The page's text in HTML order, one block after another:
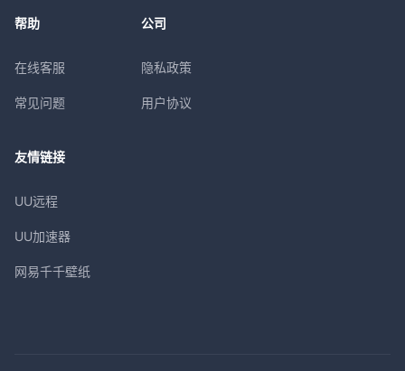
帮助
在线客服
常见问题
公司
隐私政策
用户协议
友情链接
UU远程
UU加速器
网易千千壁纸